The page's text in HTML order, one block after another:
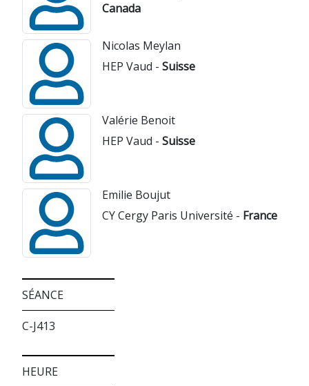
Canada
Nicolas Meylan
HEP Vaud - Suisse
Valérie Benoit
HEP Vaud - Suisse
Emilie Boujut
CY Cergy Paris Université - France
SÉANCE
C-J413
HEURE